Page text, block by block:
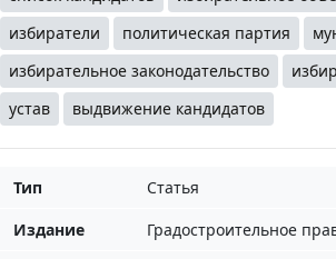
избиратели
политическая партия
избирательное законодательство
устав
выдвижение кандидатов
Тип
Статья
Издание
Градостроительное